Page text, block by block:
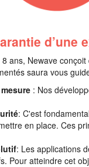
d’une
8 ans, Newave
saura vous
: Nos
: C'est
en place. Ces
: Les applications
Pour atteindre cet